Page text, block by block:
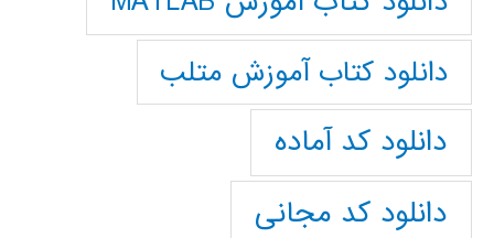
دانلود کتاب آموزش متلب
دانلود کد آماده
دانلود کد مجانی